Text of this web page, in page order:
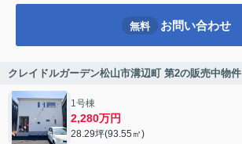
無料 お問い合わせ
クレイドルガーデン松山市溝辺町 第2の販売中物件
1号棟
2,280万円
28.29坪(93.55㎡)